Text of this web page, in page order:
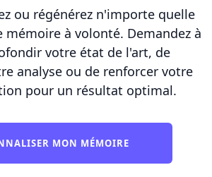
ou régénérez n'importe quelle
mémoire à volonté. Demandez à
votre état de l'art, de
analyse ou de renforcer votre
pour un résultat optimal.
MON MÉMOIRE